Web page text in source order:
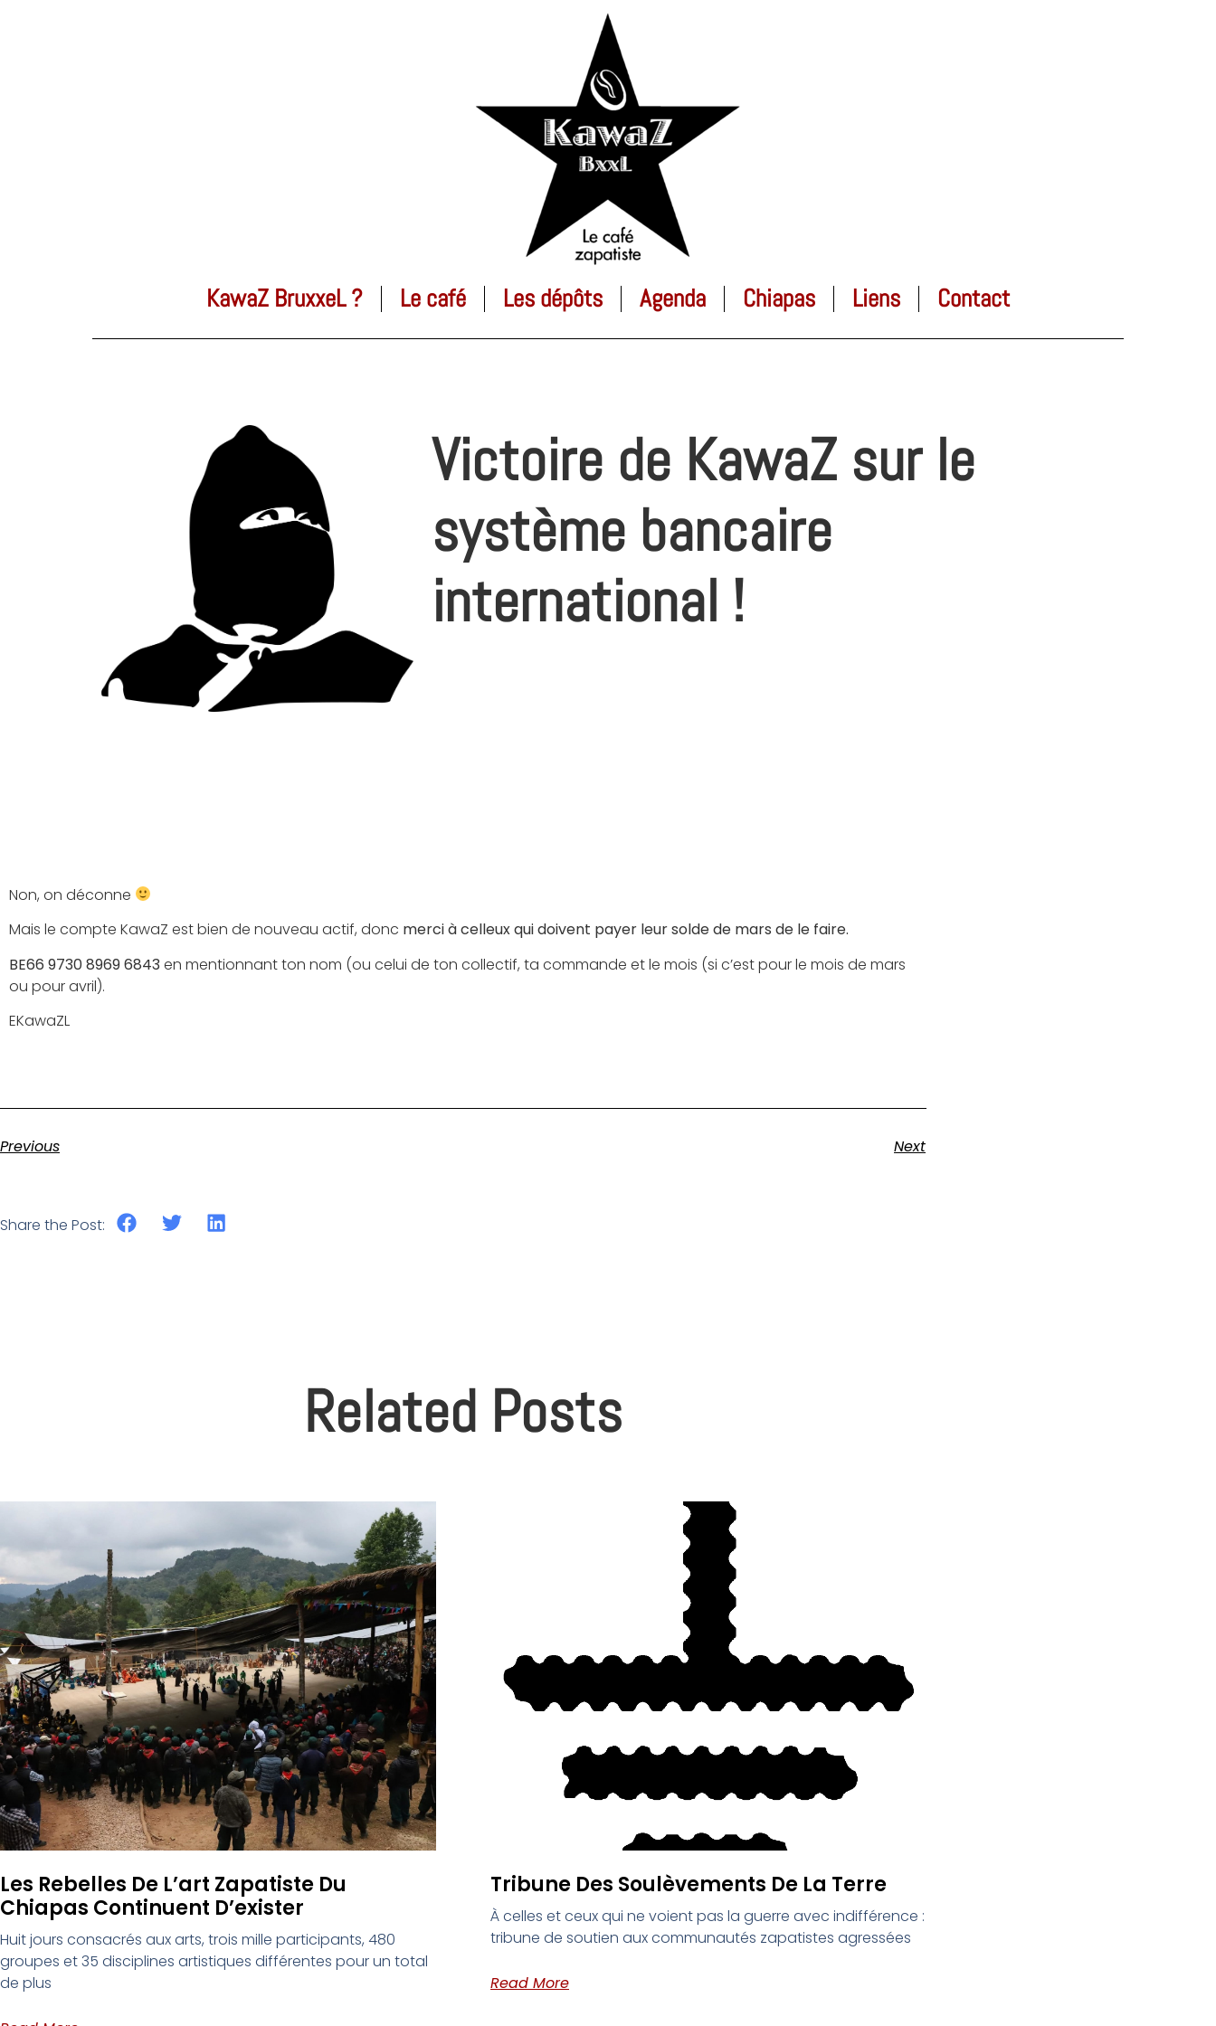
KawaZ BruxxeL ? Le café Les dépôts Agenda Chiapas Liens Contact
Victoire de KawaZ sur le
système bancaire
international !
Non, on déconne
Mais le compte KawaZ est bien de nouveau actif, donc merci à celleux qui doivent payer leur solde de mars de le faire.
BE66 9730 8969 6843en mentionnant ton nom (ou celui de ton collectif, ta commande et le mois (si c’est pour le mois de mars
ou pour avril).
EKawaZL
Previous Next
Share the Post:
Related Posts
Les Rebelles De L’art Zapatiste Du
Chiapas Continuent D’exister
Huit jours consacrés aux arts, trois mille participants, 480
groupes et 35 disciplines artistiques différentes pour un total
de plus
Tribune Des Soulèvements De La Terre
À celles et ceux qui ne voient pas la guerre avec indifférence :
tribune de soutien aux communautés zapatistes agressées
Read More